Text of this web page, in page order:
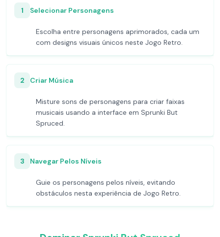
1 Selecionar Personagens
Escolha entre personagens aprimorados, cada um
com designs visuais únicos neste Jogo Retro.
2 Criar Música
Misture sons de personagens para criar faixas
musicais usando a interface em Sprunki But
Spruced.
3 Navegar Pelos Níveis
Guie os personagens pelos níveis, evitando
obstáculos nesta experiência de Jogo Retro.